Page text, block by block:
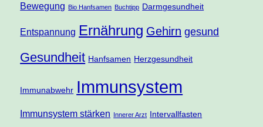
Bewegung Bio Hanfsamen Buchtipp Darmgesundheit
Entspannung Ernährung Gehirn gesund
Gesundheit Hanfsamen Herzgesundheit
Immunabwehr Immunsystem
Immunsystem stärken Innerer Arzt Intervallfasten